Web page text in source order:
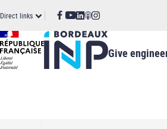
to
main
content
Direct links
Give